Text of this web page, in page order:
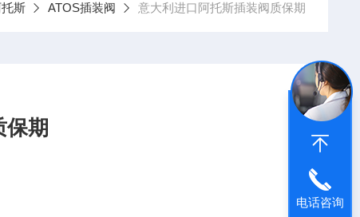
斯 ATOS插装阀 意大利进口阿托斯插装阀质保期
保期
电话咨询